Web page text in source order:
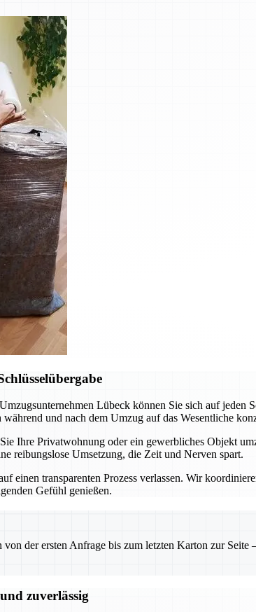
Lübeck können Sie sich auf jeden
und nach dem Umzug auf das Wesentliche
Ihre Privatwohnung oder ein gewerbliches Objekt
reibungslose Umsetzung, die Zeit und Nerven spart.
transparenten Prozess verlassen. Wir
Gefühl genießen.
der ersten Anfrage bis zum letzten Karton zur Seite
zuverlässig